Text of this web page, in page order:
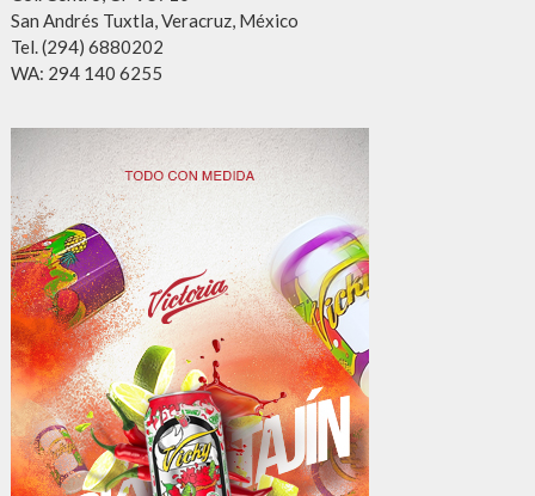
San Andrés Tuxtla, Veracruz, México
Tel. (294) 6880202
WA: 294 140 6255